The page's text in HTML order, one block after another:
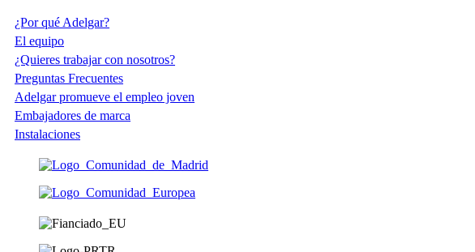
¿Por qué Adelgar?
El equipo
¿Quieres trabajar con nosotros?
Preguntas Frecuentes
Adelgar promueve el empleo joven
Embajadores de marca
Instalaciones